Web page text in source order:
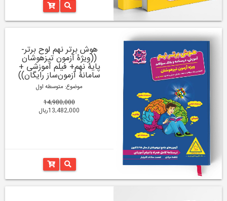
هوش برتر نهم لوح برتر-
((ویژۀ آزمون تیزهوشان
پایۀ نهم+ فیلم آموزشی +
سامانۀ آزمون‌ساز رایگان))
موضوع: متوسطه اول
14,980,000
13,482,000ریال